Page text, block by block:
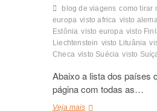
Schengen
(Espanha,
Portugal,
Alemanha,
blog de viagens como tirar
europa visto africa visto
Estônia visto europa visto
Liechtenstein visto Lituânia
Checa visto Suécia visto
Abaixo a lista dos países
página com todas as…
Veja maisVistos